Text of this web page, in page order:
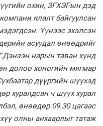
охин, ЗГХЭГ-ын дэд
ялалт байгуулсан
Үүнээс эхэлсэн
асуудал өнөөдрийг
нарын таван хүнд
долоо хоногийн мягмар
дүүргийн шүүхэд
хуралдсан ч шүүх хурал
өнөөдөр 09.30 цагаас
олны анхаарлыг татаж